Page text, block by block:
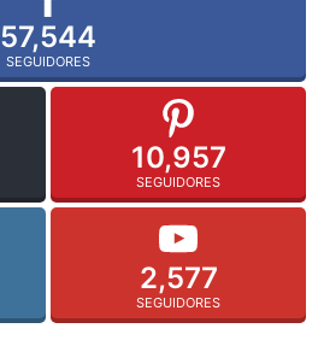
57,544
SEGUIDORES
10,957
SEGUIDORES
2,577
SEGUIDORES